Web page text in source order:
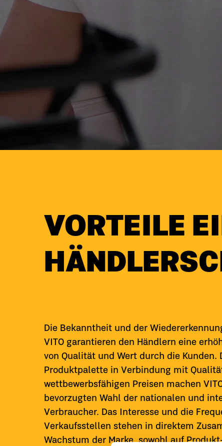
VORTEILE
Die Bekanntheit und der
VITO garantieren den Händlern eine
von Qualität und Wert durch die Kunden.
Produktpalette in Verbindung mit
wettbewerbsfähigen Preisen machen
bevorzugten Wahl der nationalen und
Verbraucher. Das Interesse und die
Verkaufsstellen stehen in direktem
Wachstum der Marke, sowohl auf